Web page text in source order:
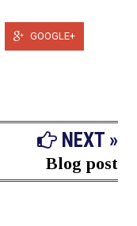
GOOGLE+
NEXT »
Blog post